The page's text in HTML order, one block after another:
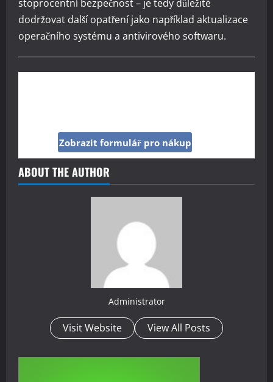
stoprocentní bezpečnost – je tedy důležité
dodržovat další opatření jako například aktualizace
operačního systému a antivirového softwaru.
Zobrazit formulář pro nákup
ABOUT THE AUTHOR
Administrator
Visit Website View All Posts